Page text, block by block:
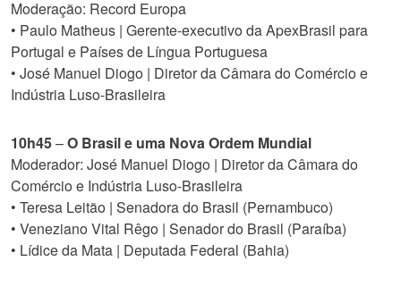
Moderação: Record Europa
• Paulo Matheus | Gerente-executivo da ApexBrasil para
Portugal e Países de Língua Portuguesa
• José Manuel Diogo | Diretor da Câmara do Comércio e
Indústria Luso-Brasileira
10h45–O Brasil e uma Nova Ordem Mundial
Moderador: José Manuel Diogo | Diretor da Câmara do
Comércio e Indústria Luso-Brasileira
• Teresa Leitão | Senadora do Brasil (Pernambuco)
• Veneziano Vital Rêgo | Senador do Brasil (Paraíba)
• Lídice da Mata | Deputada Federal (Bahia)